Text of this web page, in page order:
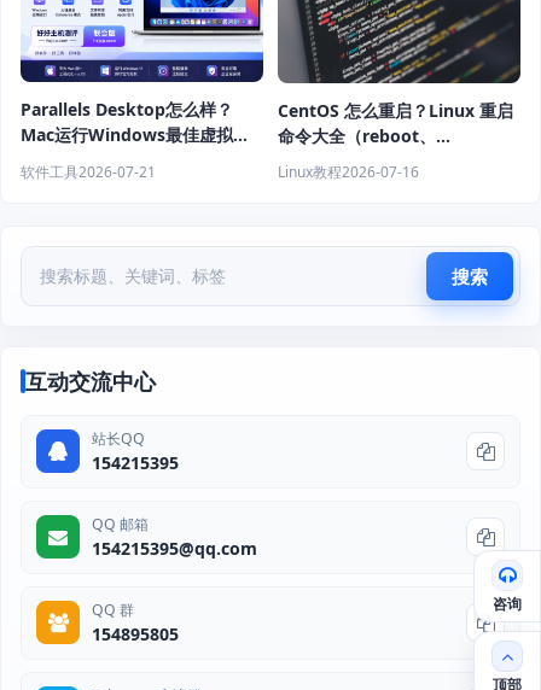
Parallels Desktop怎么样？
Mac运行Windows最佳虚拟机
软件推荐
软件工具2026-07-21
CentOS 怎么重启？Linux 重启
命令大全（reboot、
shutdown、systemctl 教程）
Linux教程2026-07-16
搜索
互动交流中心
站长QQ
154215395
QQ 邮箱
154215395@qq.com
QQ 群
154895805
咨询
顶部